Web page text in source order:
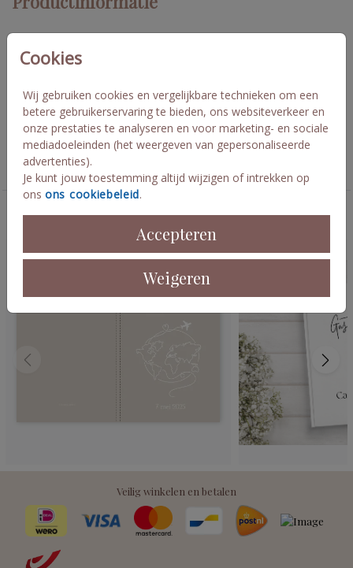
Cookies
Wij gebruiken cookies en vergelijkbare technieken om een
betere gebruikerservaring te bieden, ons websiteverkeer en
onze prestaties te analyseren en voor marketing- en sociale
mediadoeleinden (het weergeven van gepersonaliseerde
advertenties).
Je kunt jouw toestemming altijd wijzigen of intrekken op
ons ons cookiebeleid.
Accepteren
Weigeren
dit gastenboek past bij de trouwhuisstijl van Robert en Joanne.
naar je eigen inzichten en kleuren palet!
Collectie
Gastenboek
Deze kaarten vind je misschien ook leuk
Veilig winkelen en betalen